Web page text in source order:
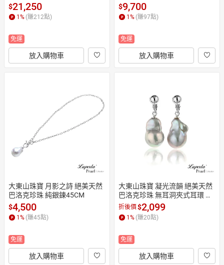
$21,250
1 % (賺212點)
免運
放入購物車
$9,700
1 % (賺97點)
免運
放入購物車
大東山珠寶 月影之詩 絕美天然
巴洛克珍珠 純銀鍊45CM
$4,500
1% (賺45點)
免運
放入購物車
大東山珠寶 凝光流韻 絕美天然
巴洛克珍珠 無耳洞夾式耳環 銀
色
折後價$2,099
1% (賺20點)
免運
放入購物車